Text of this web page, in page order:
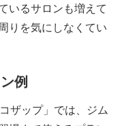
いるサロンも増えて
りを気にしなくてい
例
ザップ」では、ジム